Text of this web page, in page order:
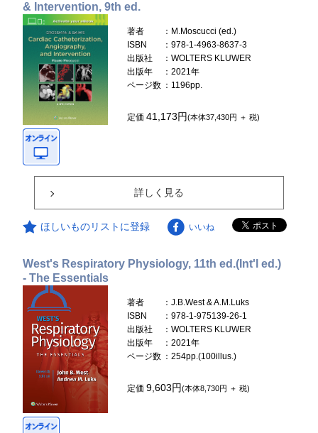
& Intervention, 9th ed.
著者
：M.Moscucci (ed.)
ISBN
：978-1-4963-8637-3
出版社
：WOLTERS KLUWER
出版年
：2021年
ページ数 ：1196pp.
定価41,173円(本体37,430円 ＋ 税)
詳しく見る
ほしいものリストに登録 いいね
West's Respiratory Physiology, 11th ed.(Int'l ed.)
- The Essentials
著者
：J.B.West & A.M.Luks
ISBN
：978-1-975139-26-1
出版社
：WOLTERS KLUWER
出版年
：2021年
ページ数 ：254pp.(100illus.)
定価9,603円(本体8,730円 ＋ 税)